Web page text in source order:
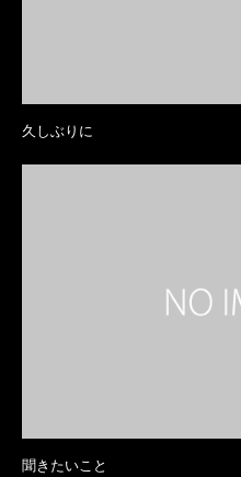
久しぶりに
聞きたいこと